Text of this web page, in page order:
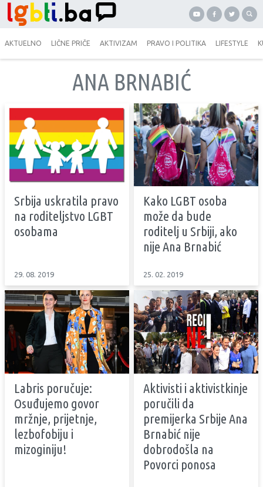
AKTUELNO LIČNE PRIČE AKTIVIZAM PRAVO I POLITIKA LIFESTYLE
ANA BRNABIĆ
Srbija uskratila pravo
na roditeljstvo LGBT
osobama
29. 08. 2019
Kako LGBT osoba
može da bude
roditelj u Srbiji, ako
nije Ana Brnabić
25. 02. 2019
Labris poručuje:
Osuđujemo govor
mržnje, prijetnje,
lezbofobiju i
mizoginiju!
Aktivisti i aktivistkinje
poručili da
premijerka Srbije Ana
Brnabić nije
dobrodošla na
Povorci ponosa